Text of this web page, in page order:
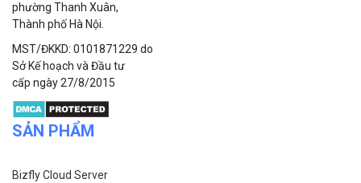
phường Thanh Xuân,
Thành phố Hà Nội.
MST/ĐKKD: 0101871229 do
Sở Kế hoạch và Đầu tư
cấp ngày 27/8/2015
SẢN PHẨM
Bizfly Cloud Server